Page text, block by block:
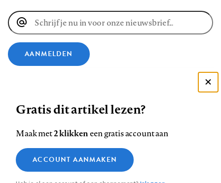
E-
mailadres
AANMELDEN
ons
op
Facebook
ons
op
LinkedIn
ons
op
Bluesky
ons
op
Instagram
ons
op
YouTube
ons
Footer
Contact Colofon Disclaimer Privacy
Medische vragen verdienen
betrouwbare antwoorden
Zie onze cookie policy
Analytische cookies
Gratis dit artikel lezen?
Maak met2 klikkeneen gratis account aan
ACCOUNT AANMAKEN